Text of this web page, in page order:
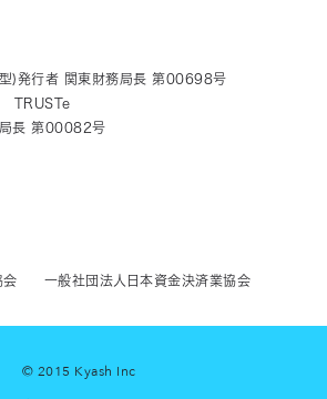
)発行者 関東財務局長 第00698号
TRUSTe
長 第00082号
会 一般社団法人日本資金決済業協会
© 2015 Kyash Inc